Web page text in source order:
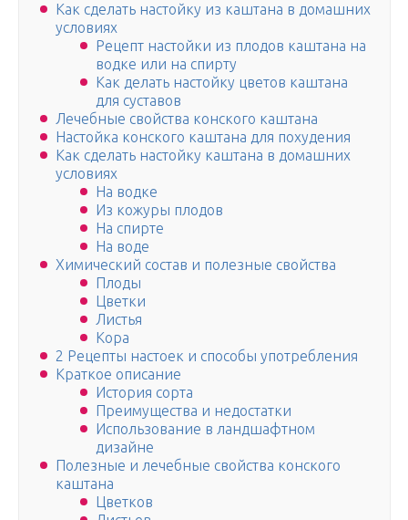
Как сделать настойку из каштана в домашних
условиях
Рецепт настойки из плодов каштана на
водке или на спирту
Как делать настойку цветов каштана
для суставов
Лечебные свойства конского каштана
Настойка конского каштана для похудения
Как сделать настойку каштана в домашних
условиях
На водке
Из кожуры плодов
На спирте
На воде
Химический состав и полезные свойства
Плоды
Цветки
Листья
Кора
2 Рецепты настоек и способы употребления
Краткое описание
История сорта
Преимущества и недостатки
Использование в ландшафтном
дизайне
Полезные и лечебные свойства конского
каштана
Цветков